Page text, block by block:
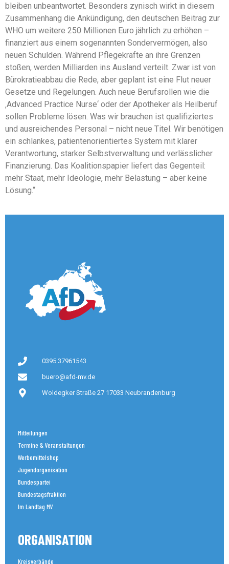
bleiben unbeantwortet. Besonders zynisch wirkt in diesem
Zusammenhang die Ankündigung, den deutschen Beitrag zur
WHO um weitere 250 Millionen Euro jährlich zu erhöhen –
finanziert aus einem sogenannten Sondervermögen, also
neuen Schulden. Während Pflegekräfte an ihre Grenzen
stoßen, werden Milliarden ins Ausland verteilt. Zwar ist von
Bürokratieabbau die Rede, aber geplant ist eine Flut neuer
Gesetze und Regelungen. Auch neue Berufsrollen wie die
‚Advanced Practice Nurse‘ oder der Apotheker als Heilberuf
sollen Probleme lösen. Was wir brauchen ist qualifiziertes
und ausreichendes Personal – nicht neue Titel. Wir benötigen
ein schlankes, patientenorientiertes System mit klarer
Verantwortung, starker Selbstverwaltung und verlässlicher
Finanzierung. Das Koalitionspapier liefert das Gegenteil:
mehr Staat, mehr Ideologie, mehr Belastung – aber keine
Lösung.“
0395 37961543
buero@afd-mv.de
Woldegker Straße 27 17033 Neubrandenburg
Mitteilungen
Termine & Veranstaltungen
Werbemittelshop
Jugendorganisation
Bundespartei
Bundestagsfraktion
Im Landtag MV
ORGANISATION
Kreisverbände